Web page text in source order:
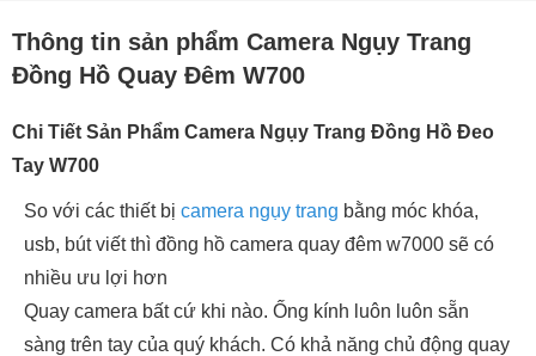
Thông tin sản phẩm Camera Ngụy Trang
Đồng Hồ Quay Đêm W700
Chi Tiết Sản Phẩm Camera Ngụy Trang Đồng Hồ Đeo
Tay W700
So với các thiết bị camera ngụy trang bằng móc khóa,
usb, bút viết thì đồng hồ camera quay đêm w7000 sẽ có
nhiều ưu lợi hơn
Quay camera bất cứ khi nào. Ống kính luôn luôn sẵn
sàng trên tay của quý khách. Có khả năng chủ động quay